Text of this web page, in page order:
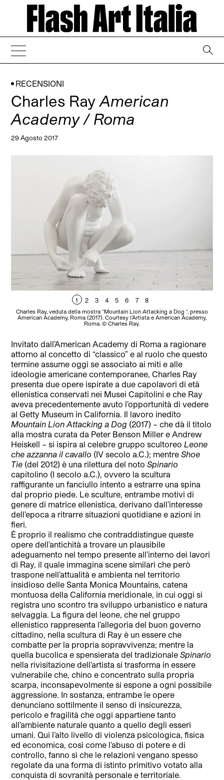
RECENSIONI
Charles RayAmerican
Academy / Roma
29 Agosto 2017
1 2 3 4 5 6 7 8
Charles Ray, veduta della mostra “Mountain Lion Attacking a Dog “, presso
American Academy, Roma (2017). Courtesy l’Artista e American Academy,
Roma. © Charles Ray.
Invitato dall’American Academy di Roma a ragionare
attorno al concetto di “classico” e al ruolo che questo
termine assume oggi se associato ai miti e alle
ideologie americane contemporanee, Charles Ray
presenta due opere ispirate a due capolavori di età
ellenistica conservati nei Musei Capitolini e che Ray
aveva precedentemente avuto l’opportunità di vedere
al Getty Museum in California. Il lavoro inedito
Mountain Lion Attacking a Dog (2017) – che dà il titolo
alla mostra curata da Peter Benson Miller e Andrew
Heiskell – si ispira al celebre gruppo scultoreo Leone
che azzanna il cavallo (IV secolo a.C.); mentreShoe
Tie (del 2012) è una rilettura del notoSpinario
capitolino (I secolo a.C.), ovvero la scultura
raffigurante un fanciullo intento a estrarre una spina
dal proprio piede. Le sculture, entrambe motivi di
genere di matrice ellenistica, derivano dall’interesse
dell’epoca a ritrarre situazioni quotidiane e azioni in
fieri.
È proprio il realismo che contraddistingue queste
opere dell’antichità a trovare un plausibile
adeguamento nel tempo presente all’interno dei lavori
di Ray, il quale immagina scene similari che però
traspone nell’attualità e ambienta nel territorio
insidioso delle Santa Monica Mountains, catena
montuosa della California meridionale, in cui oggi si
registra uno scontro tra sviluppo urbanistico e natura
selvaggia. La figura del leone, che nel gruppo
ellenistico rappresenta l’allegoria del buon governo
cittadino, nella scultura di Ray è un essere che
combatte per la propria sopravvivenza; mentre la
quella bucolica e spensierata del tradizionaleSpinario
nella rivisitazione dell’artista si trasforma in essere
vulnerabile che, chino e concentrato sulla propria
scarpa, inconsapevolmente si espone a ogni possibile
aggressione. In sostanza, entrambe le opere
denunciano sottilmente il senso di insicurezza,
pericolo e fragilità che oggi appartiene tanto
all’ambiente naturale quanto a quello degli esseri
umani. Qui l’alto livello di violenza psicologica, fisica
ed economica, così come l’abuso di potere e di
controllo, fanno sì che le relazioni vengano spesso
regolate da una forma di istinto primitivo votato alla
conquista di sovranità personale e territoriale.